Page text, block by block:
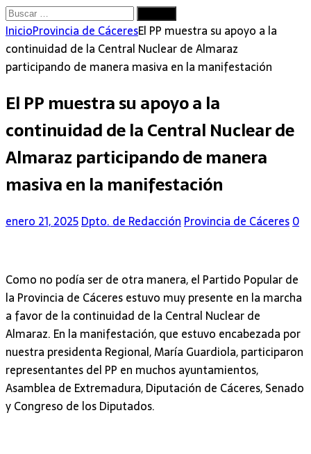
Buscar:
InicioProvincia de CáceresEl PP muestra su apoyo a la
continuidad de la Central Nuclear de Almaraz
participando de manera masiva en la manifestación
El PP muestra su apoyo a la
continuidad de la Central Nuclear de
Almaraz participando de manera
masiva en la manifestación
enero 21, 2025Dpto. de Redacción Provincia de Cáceres0
Como no podía ser de otra manera, el Partido Popular de
la Provincia de Cáceres estuvo muy presente en la marcha
a favor de la continuidad de la Central Nuclear de
Almaraz. En la manifestación, que estuvo encabezada por
nuestra presidenta Regional, María Guardiola, participaron
representantes del PP en muchos ayuntamientos,
Asamblea de Extremadura, Diputación de Cáceres, Senado
y Congreso de los Diputados.